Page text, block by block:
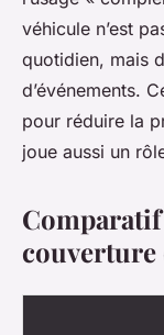
véhicule n’est
quotidien, mais
d’événements.
pour réduire la
joue aussi un